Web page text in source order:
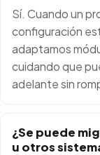
Sí. Cuando un
configuración
adaptamos
cuidando que
adelante sin
¿Se puede
u otros